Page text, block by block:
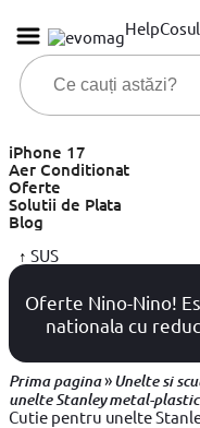
Help
iPhone 17
Aer Conditionat
Oferte
Solutii de Plata
Blog
↑ SUS
Oferte Nino-Nino!
nationala cu
Prima pagina»Unelte si
unelte Stanley metal-plastic
Cutie pentru unelte